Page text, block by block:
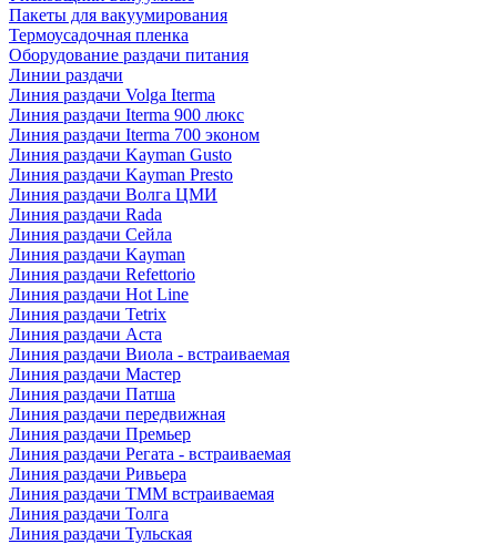
Пакеты для вакуумирования
Термоусадочная пленка
Оборудование раздачи питания
Линии раздачи
Линия раздачи Volga Iterma
Линия раздачи Iterma 900 люкс
Линия раздачи Iterma 700 эконом
Линия раздачи Kayman Gusto
Линия раздачи Kayman Presto
Линия раздачи Волга ЦМИ
Линия раздачи Rada
Линия раздачи Сейла
Линия раздачи Kayman
Линия раздачи Refettorio
Линия раздачи Hot Line
Линия раздачи Tetrix
Линия раздачи Аста
Линия раздачи Виола - встраиваемая
Линия раздачи Мастер
Линия раздачи Патша
Линия раздачи передвижная
Линия раздачи Премьер
Линия раздачи Регата - встраиваемая
Линия раздачи Ривьера
Линия раздачи ТММ встраиваемая
Линия раздачи Толга
Линия раздачи Тульская